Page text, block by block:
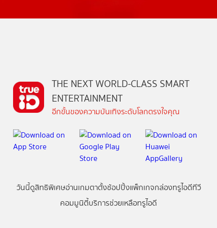
THE NEXT WORLD-CLASS SMART
ENTERTAINMENT
อีกขั้นของความบันเทิงระดับโลกตรงใจคุณ
วันนี้ดูสิทธิพิเศษอ่านเกมตาตั้งช้อปปิ้งแพ็กเกจกล่องทรูไอดีทีวี
คอมมูนิตี้บริการช่วยเหลือทรูไอดี